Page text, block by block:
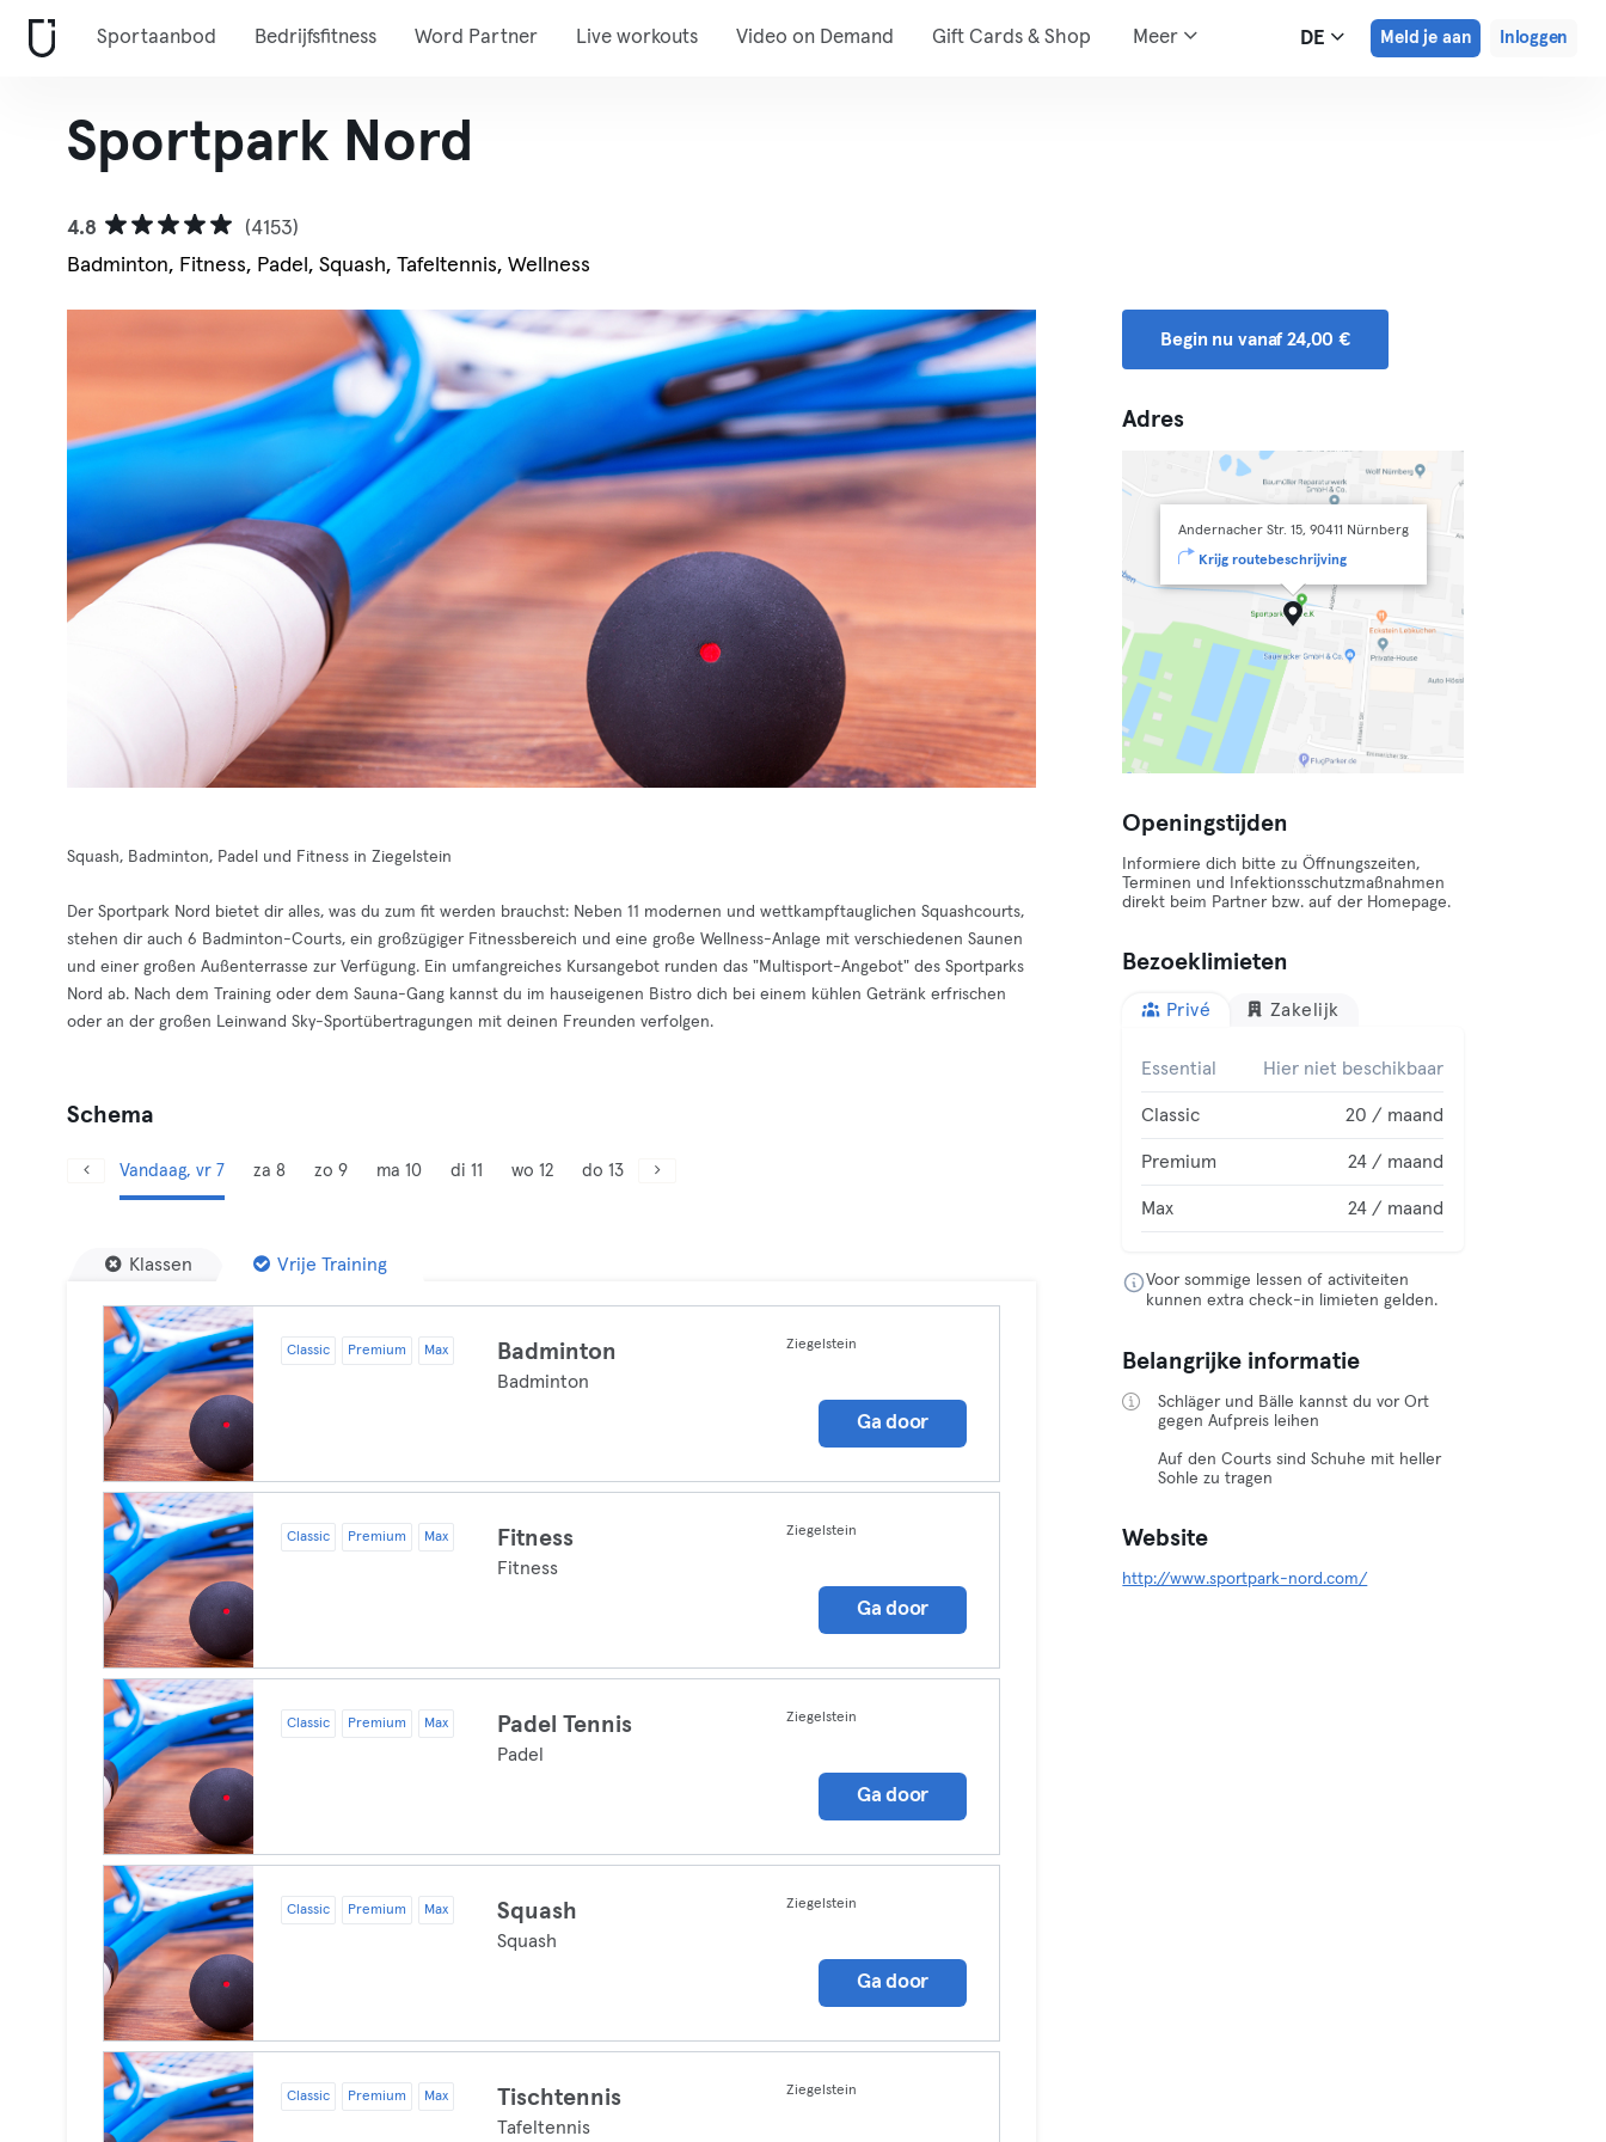
Sportaanbod Bedrijfsfitness Word Partner Live workouts Video on Demand Gift Cards & Shop Meer DE Meld je aan Inloggen
Sportpark Nord
4.8
(4153)
Badminton, Fitness, Padel, Squash, Tafeltennis, Wellness
Squash, Badminton, Padel und Fitness in Ziegelstein
Der Sportpark Nord bietet dir alles, was du zum fit werden brauchst: Neben 11 modernen und wettkampftauglichen Squashcourts,
stehen dir auch 6 Badminton-Courts, ein großzügiger Fitnessbereich und eine große Wellness-Anlage mit verschiedenen Saunen
und einer großen Außenterrasse zur Verfügung. Ein umfangreiches Kursangebot runden das "Multisport-Angebot" des Sportparks
Nord ab. Nach dem Training oder dem Sauna-Gang kannst du im hauseigenen Bistro dich bei einem kühlen Getränk erfrischen
oder an der großen Leinwand Sky-Sportübertragungen mit deinen Freunden verfolgen.
Schema
Vandaag, vr 7 za 8 zo 9 ma 10 di 11 wo 12 do 13
Klassen Vrije Training
Classic Premium Max Badminton
Badminton
Ziegelstein
Ga door
Classic Premium Max Fitness
Fitness
Ziegelstein
Ga door
Classic Premium Max Padel Tennis
Padel
Ziegelstein
Ga door
Classic Premium Max Squash
Squash
Ziegelstein
Ga door
Classic Premium Max Tischtennis
Tafeltennis
Ziegelstein
Begin nu vanaf 24,00 €
Adres
Andernacher Str. 15, 90411 Nürnberg
Krijg routebeschrijving
Openingstijden
Informiere dich bitte zu Öffnungszeiten,
Terminen und Infektionsschutzmaßnahmen
direkt beim Partner bzw. auf der Homepage.
Bezoeklimieten
Privé Zakelijk
Essential Hier niet beschikbaar
Classic 20 / maand
Premium 24 / maand
Max 24 / maand
Voor sommige lessen of activiteiten
kunnen extra check-in limieten gelden.
Belangrijke informatie
Schläger und Bälle kannst du vor Ort
gegen Aufpreis leihen
Auf den Courts sind Schuhe mit heller
Sohle zu tragen
Website
http://www.sportpark-nord.com/